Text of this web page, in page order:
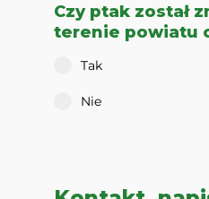
Czy ptak został
terenie powiatu
Tak
Nie